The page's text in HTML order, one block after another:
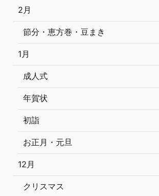
2月
節分・恵方巻・豆まき
1月
成人式
年賀状
初詣
お正月・元旦
12月
クリスマス